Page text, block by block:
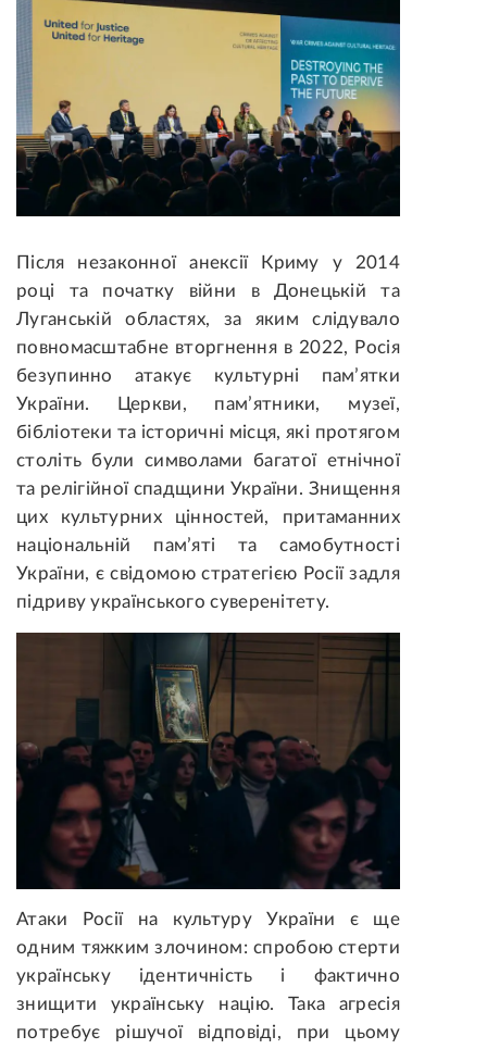
Після незаконної анексії Криму у 2014
році та початку війни в Донецькій та
Луганській областях, за яким слідувало
повномасштабне вторгнення в 2022, Росія
безупинно атакує культурні пам’ятки
України. Церкви, пам’ятники, музеї,
бібліотеки та історичні місця, які протягом
століть були символами багатої етнічної
та релігійної спадщини України. Знищення
цих культурних цінностей, притаманних
національній пам’яті та самобутності
України, є свідомою стратегією Росії задля
підриву українського суверенітету.
Атаки Росії на культуру України є ще
одним тяжким злочином: спробою стерти
українську ідентичність і фактично
знищити українську націю. Така агресія
потребує рішучої відповіді, при цьому